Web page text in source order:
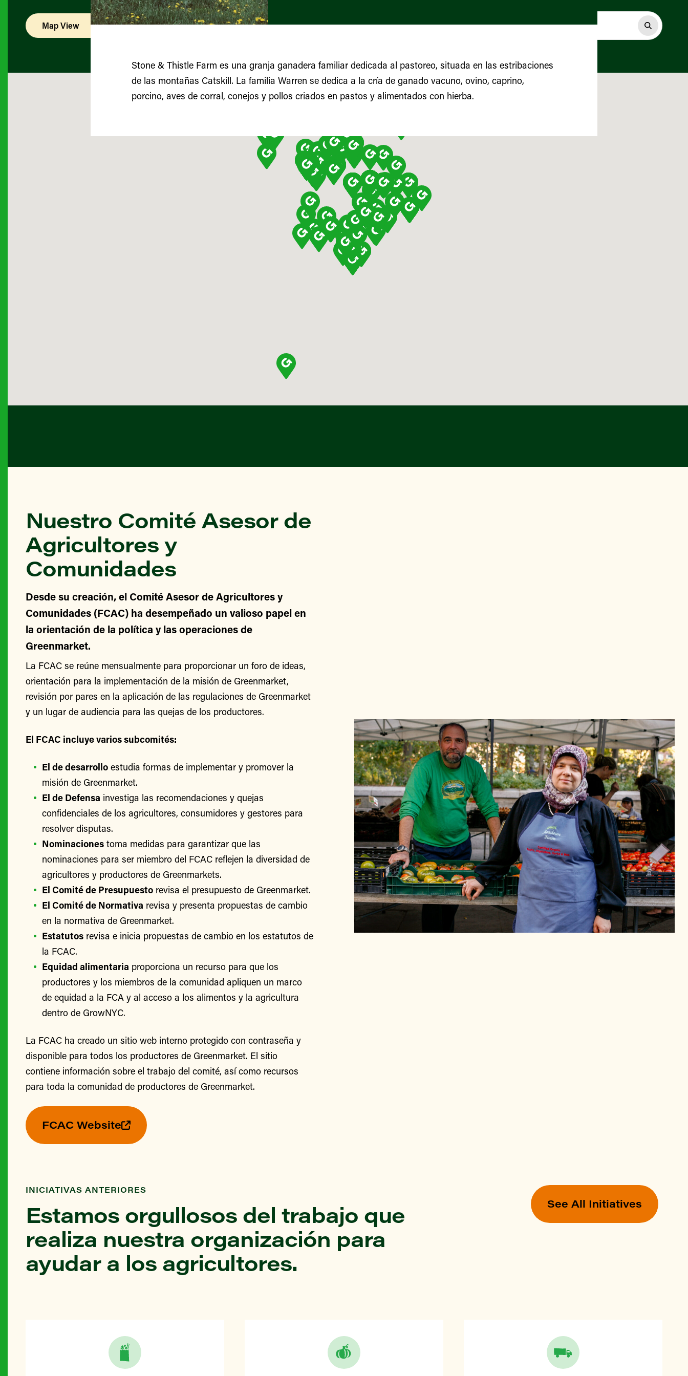
Map View List View
Nuestro Comité Asesor de
Agricultores y
Comunidades
Desde su creación, el Comité Asesor de Agricultores y
Comunidades (FCAC) ha desempeñado un valioso papel en
la orientación de la política y las operaciones de
Greenmarket.
La FCAC se reúne mensualmente para proporcionar un foro de ideas,
orientación para la implementación de la misión de Greenmarket,
revisión por pares en la aplicación de las regulaciones de Greenmarket
y un lugar de audiencia para las quejas de los productores.
El FCAC incluye varios subcomités:
El de desarrollo estudia formas de implementar y promover la
misión de Greenmarket.
El de Defensa investiga las recomendaciones y quejas
confidenciales de los agricultores, consumidores y gestores para
resolver disputas.
Nominaciones toma medidas para garantizar que las
nominaciones para ser miembro del FCAC reflejen la diversidad de
agricultores y productores de Greenmarkets.
El Comité de Presupuesto revisa el presupuesto de Greenmarket.
El Comité de Normativa revisa y presenta propuestas de cambio
en la normativa de Greenmarket.
Estatutos revisa e inicia propuestas de cambio en los estatutos de
la FCAC.
Equidad alimentaria proporciona un recurso para que los
productores y los miembros de la comunidad apliquen un marco
de equidad a la FCA y al acceso a los alimentos y la agricultura
dentro de GrowNYC.
La FCAC ha creado un sitio web interno protegido con contraseña y
disponible para todos los productores de Greenmarket. El sitio
contiene información sobre el trabajo del comité, así como recursos
para toda la comunidad de productores de Greenmarket.
FCAC Website
INICIATIVAS ANTERIORES
Estamos orgullosos del trabajo que
realiza nuestra organización para
ayudar a los agricultores.
See All Initiatives
Stone & Thistle Farm es una granja ganadera familiar dedicada al pastoreo, situada en las estribaciones
de las montañas Catskill. La familia Warren se dedica a la cría de ganado vacuno, ovino, caprino,
porcino, aves de corral, conejos y pollos criados en pastos y alimentados con hierba.